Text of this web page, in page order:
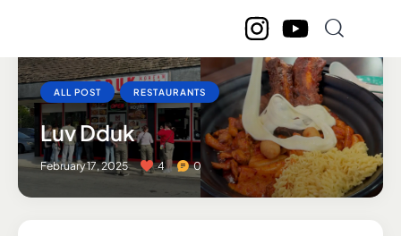
ALL POST RESTAURANTS
Luv Dduk
February 17, 2025 4 0